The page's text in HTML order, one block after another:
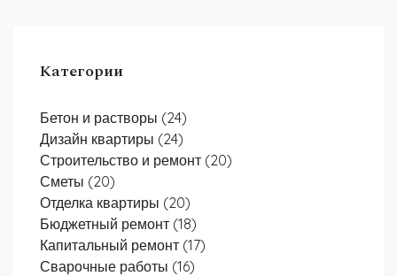
Категории
Бетон и растворы (24)
Дизайн квартиры (24)
Строительство и ремонт (20)
Сметы (20)
Отделка квартиры (20)
Бюджетный ремонт (18)
Капитальный ремонт (17)
Сварочные работы (16)